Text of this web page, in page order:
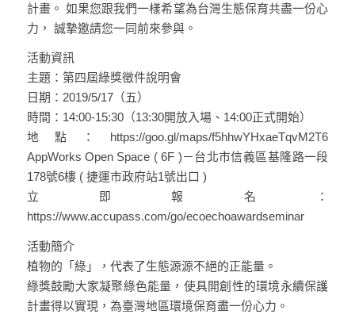
計畫。 如果您跟我們一樣希望為台灣生態保育共盡一份心
力， 誠摯邀請您一同前來參與。
活動資訊
主題：第四屆綠獎徵件說明會
日期：2019/5/17（五）
時間：14:00-15:30（13:30開放入場、14:00正式開始）
地點：https://goo.gl/maps/f5hhwYHxaeTqvM2T6
AppWorks Open Space ( 6F )－台北市信義區基隆路一段
178號6樓 ( 捷運市政府站1號出口 )
立即報名：
https://www.accupass.com/go/ecoechoawardseminar
活動簡介
植物的「綠」，代表了生態源源不絕的正能量。
綠獎鼓勵大家凝聚綠色能量，使具開創性的環境永續保護
計畫得以實現，為臺灣地區環境保育盡一份心力。